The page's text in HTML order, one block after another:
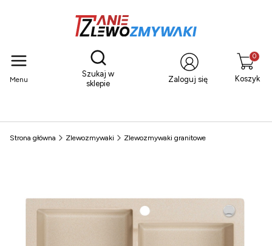
Menu
Otwórz wyszukiwarkę
Szukaj w
sklepie
Zaloguj się Koszyk
Strona główna Zlewozmywaki Zlewozmywaki granitowe